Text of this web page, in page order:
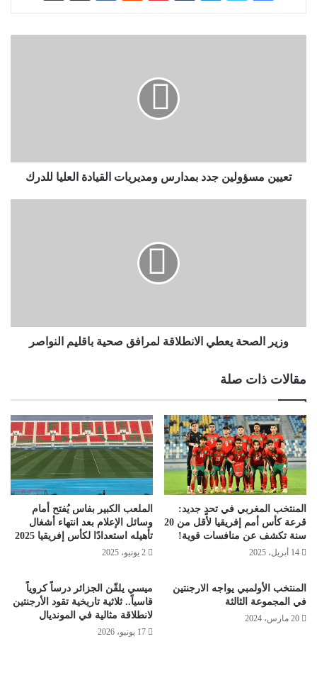
تعيين مسؤولين جدد بمدارس ومديريات القيادة العليا للدرك
وزير الصحة يعطي الانطلاقة لمرافق صحية باقليم النواصر
مقالات ذات صلة
المنتخب المغربي في تحدٍ جديد:
قرعة كأس أمم إفريقيا لأقل من 20
سنة تكشف عن منافسات قوية!
14 أبريل، 2025
الملعب الكبير بفاس يُفتح أمام
وسائل الإعلام بعد انتهاء أشغال
تأهيله استعدادًا لكأس إفريقيا 2025
2 يونيو، 2025
المنتخب الأولمبي يواجه الارجنتين
في المجموعة الثالثة
20 مارس، 2024
ميسي يلقّن الجزائر درساً كروياً
قاسياً.. ثلاثية تاريخية تقود الأرجنتين
لانطلاقة مثالية في المونديال
17 يونيو، 2026